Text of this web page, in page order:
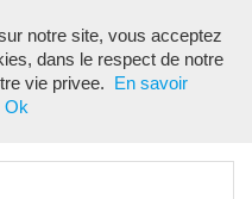
notre site, vous acceptez
dans le respect de notre
vie privee.
En savoir
Ok